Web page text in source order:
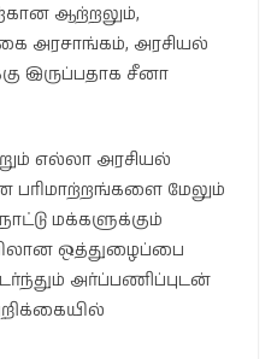
ஆற்றலும்,
அரசாங்கம், அரசியல்
இருப்பதாக சீனா
எல்லா அரசியல்
பரிமாற்றங்களை மேலும்
மக்களுக்கும்
ஒத்துழைப்பை
அர்ப்பணிப்புடன்